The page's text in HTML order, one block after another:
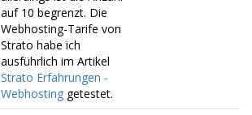
auf 10 begrenzt. Die
Webhosting-Tarife von
Strato habe ich
ausführlich im Artikel
Strato Erfahrungen -
Webhosting getestet.